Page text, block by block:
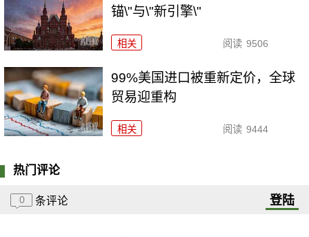
锚\"与\"新引擎\"
相关 阅读 9506
99%美国进口被重新定价，全球
贸易迎重构
相关 阅读 9444
热门评论
0 条评论 登陆